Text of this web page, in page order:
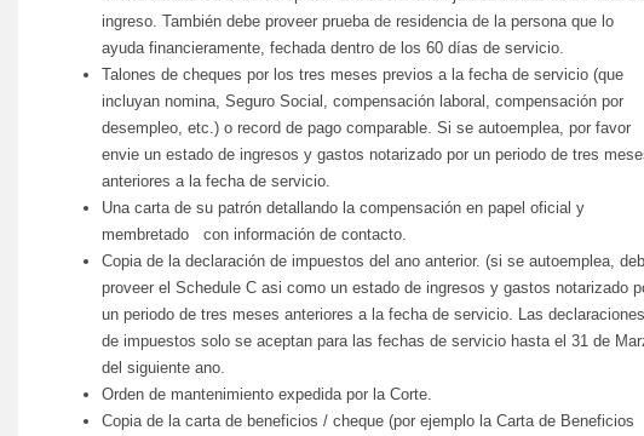
ingreso. También debe proveer prueba de residencia de la persona que lo
ayuda financieramente, fechada dentro de los 60 días de servicio.
Talones de cheques por los tres meses previos a la fecha de servicio (que
incluyan nomina, Seguro Social, compensación laboral, compensación por
desempleo, etc.) o record de pago comparable. Si se autoemplea, por favor
envie un estado de ingresos y gastos notarizado por un periodo de tres
anteriores a la fecha de servicio.
Una carta de su patrón detallando la compensación en papel oficial y
membretado con información de contacto.
Copia de la declaración de impuestos del ano anterior. (si se autoemplea,
proveer el Schedule C asi como un estado de ingresos y gastos notarizado
un periodo de tres meses anteriores a la fecha de servicio. Las declaraciones
de impuestos solo se aceptan para las fechas de servicio hasta el 31 de
del siguiente ano.
Orden de mantenimiento expedida por la Corte.
Copia de la carta de beneficios / cheque (por ejemplo la Carta de Beneficios